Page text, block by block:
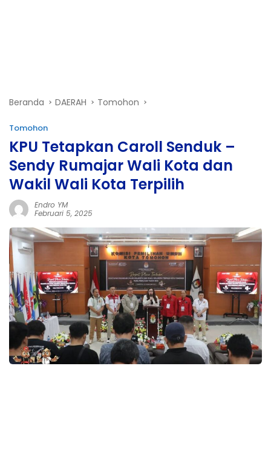
Beranda DAERAH Tomohon
Tomohon
KPU Tetapkan Caroll Senduk –
Sendy Rumajar Wali Kota dan
Wakil Wali Kota Terpilih
Endro YM
Februari 5, 2025